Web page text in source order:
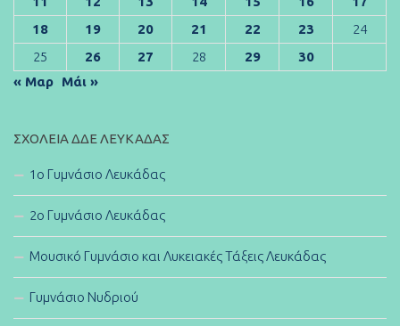
18
19 20 21 22 23
24
25
26 27 28 29
30
« Μαρ Μάι »
ΣΧΟΛΕΊΑ ΔΔΕ ΛΕΥΚΆΔΑΣ
1ο Γυμνάσιο Λευκάδας
2ο Γυμνάσιο Λευκάδας
Μουσικό Γυμνάσιο και Λυκειακές Τάξεις Λευκάδας
Γυμνάσιο Νυδριού